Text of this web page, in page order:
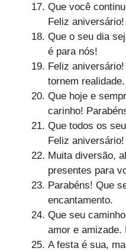
Que você
Feliz aniversário!
Que o seu dia
é para nós!
Feliz
tornem realidade.
Que hoje e
carinho!
Que todos os
Feliz aniversário!
Muita diversão,
presentes para
Parabéns! Que
encantamento.
Que seu
amor e amizade.
A festa é sua,